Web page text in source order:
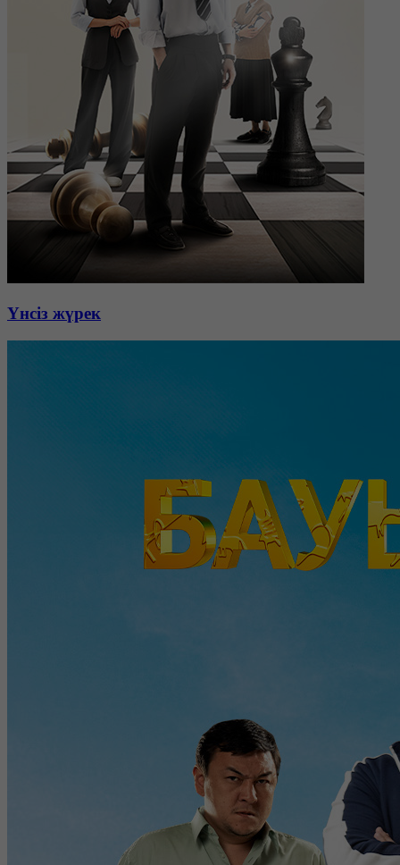
Үнсіз жүрек